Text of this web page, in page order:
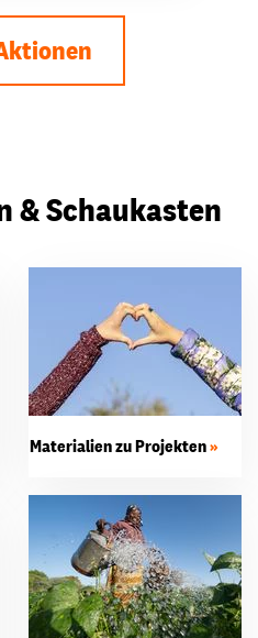
& Schaukasten
Materialien zu Projekten